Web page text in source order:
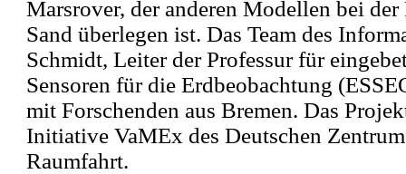
Marsrover, der anderen Modellen bei
Sand überlegen ist. Das Team des
Schmidt, Leiter der Professur für
Sensoren für die Erdbeobachtung
mit Forschenden aus Bremen. Das
Initiative VaMEx des Deutschen
Raumfahrt.